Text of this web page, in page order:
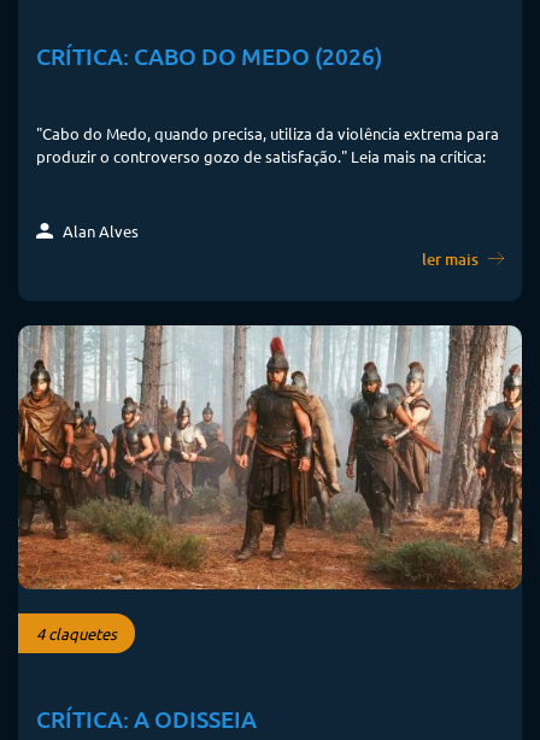
CRÍTICA: CABO DO MEDO (2026)
"Cabo do Medo, quando precisa, utiliza da violência extrema para
produzir o controverso gozo de satisfação." Leia mais na crítica:
Alan Alves
ler mais
4 claquetes
CRÍTICA: A ODISSEIA